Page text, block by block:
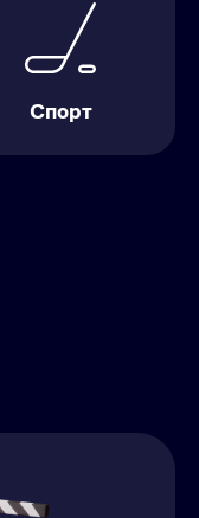
Спорт